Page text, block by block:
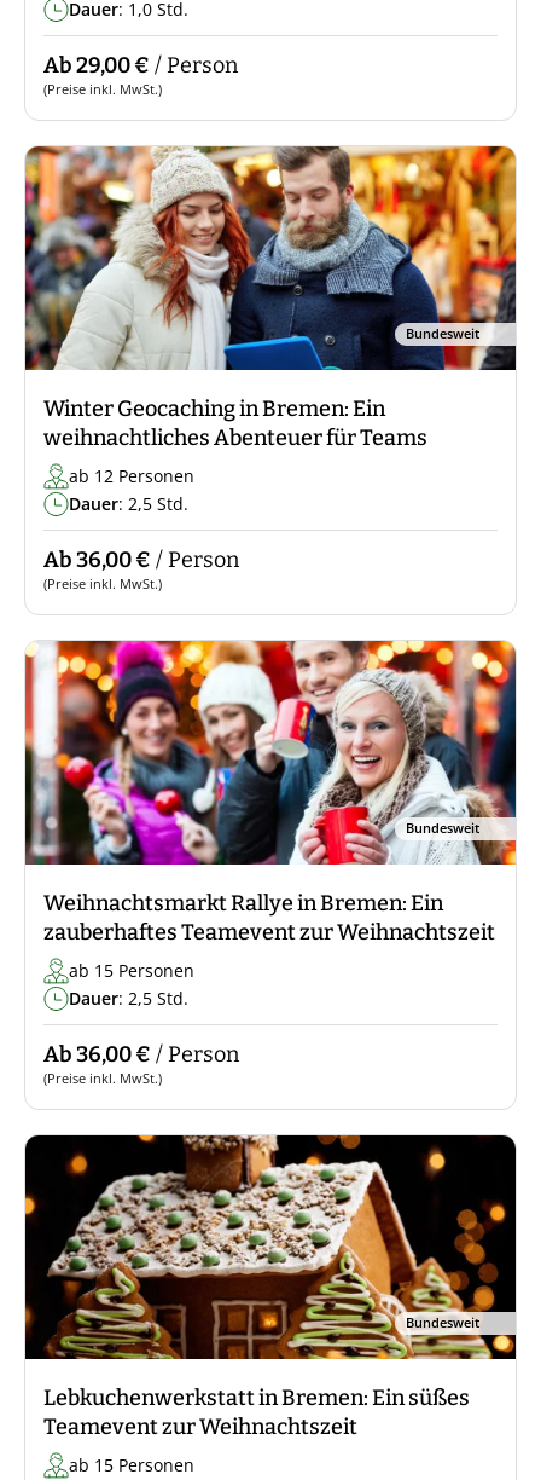
Dauer: 1,0 Std.
Ab 29,00 € / Person
(Preise inkl. MwSt.)
Bundesweit
Winter Geocaching in Bremen: Ein
weihnachtliches Abenteuer für Teams
ab 12 Personen
Dauer: 2,5 Std.
Ab 36,00 € / Person
(Preise inkl. MwSt.)
Bundesweit
Weihnachtsmarkt Rallye in Bremen: Ein
zauberhaftes Teamevent zur Weihnachtszeit
ab 15 Personen
Dauer: 2,5 Std.
Ab 36,00 € / Person
(Preise inkl. MwSt.)
Bundesweit
Lebkuchenwerkstatt in Bremen: Ein süßes
Teamevent zur Weihnachtszeit
ab 15 Personen